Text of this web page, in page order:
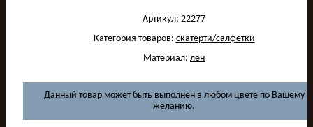
Артикул: 22277
Категория товаров: скатерти/салфетки
Материал: лен
Данный товар может быть выполнен в любом цвете по Вашему
желанию.